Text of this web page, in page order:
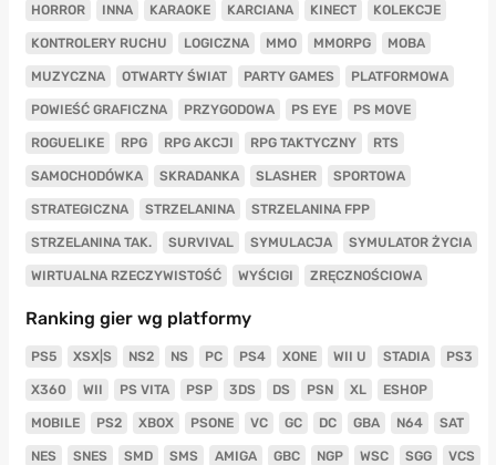
HORROR INNA KARAOKE KARCIANA KINECT KOLEKCJE
KONTROLERY RUCHU LOGICZNA MMO MMORPG MOBA
MUZYCZNA OTWARTY ŚWIAT PARTY GAMES PLATFORMOWA
POWIEŚĆ GRAFICZNA PRZYGODOWA PS EYE PS MOVE
ROGUELIKE RPG RPG AKCJI RPG TAKTYCZNY RTS
SAMOCHODÓWKA SKRADANKA SLASHER SPORTOWA
STRATEGICZNA STRZELANINA STRZELANINA FPP
STRZELANINA TAK. SURVIVAL SYMULACJA SYMULATOR ŻYCIA
WIRTUALNA RZECZYWISTOŚĆ WYŚCIGI ZRĘCZNOŚCIOWA
Ranking gier wg platformy
PS5 XSX|S NS2 NS PC PS4 XONE WII U STADIA PS3
X360 WII PS VITA PSP 3DS DS PSN XL ESHOP
MOBILE PS2 XBOX PSONE VC GC DC GBA N64 SAT
NES SNES SMD SMS AMIGA GBC NGP WSC SGG VCS